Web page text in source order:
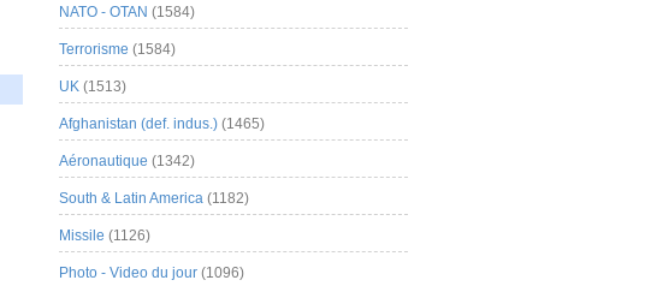
NATO - OTAN (1584)
Terrorisme (1584)
UK (1513)
Afghanistan (def. indus.) (1465)
Aéronautique (1342)
South & Latin America (1182)
Missile (1126)
Photo - Video du jour (1096)